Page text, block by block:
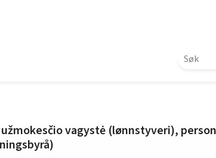
vagystė (lønnstyveri),